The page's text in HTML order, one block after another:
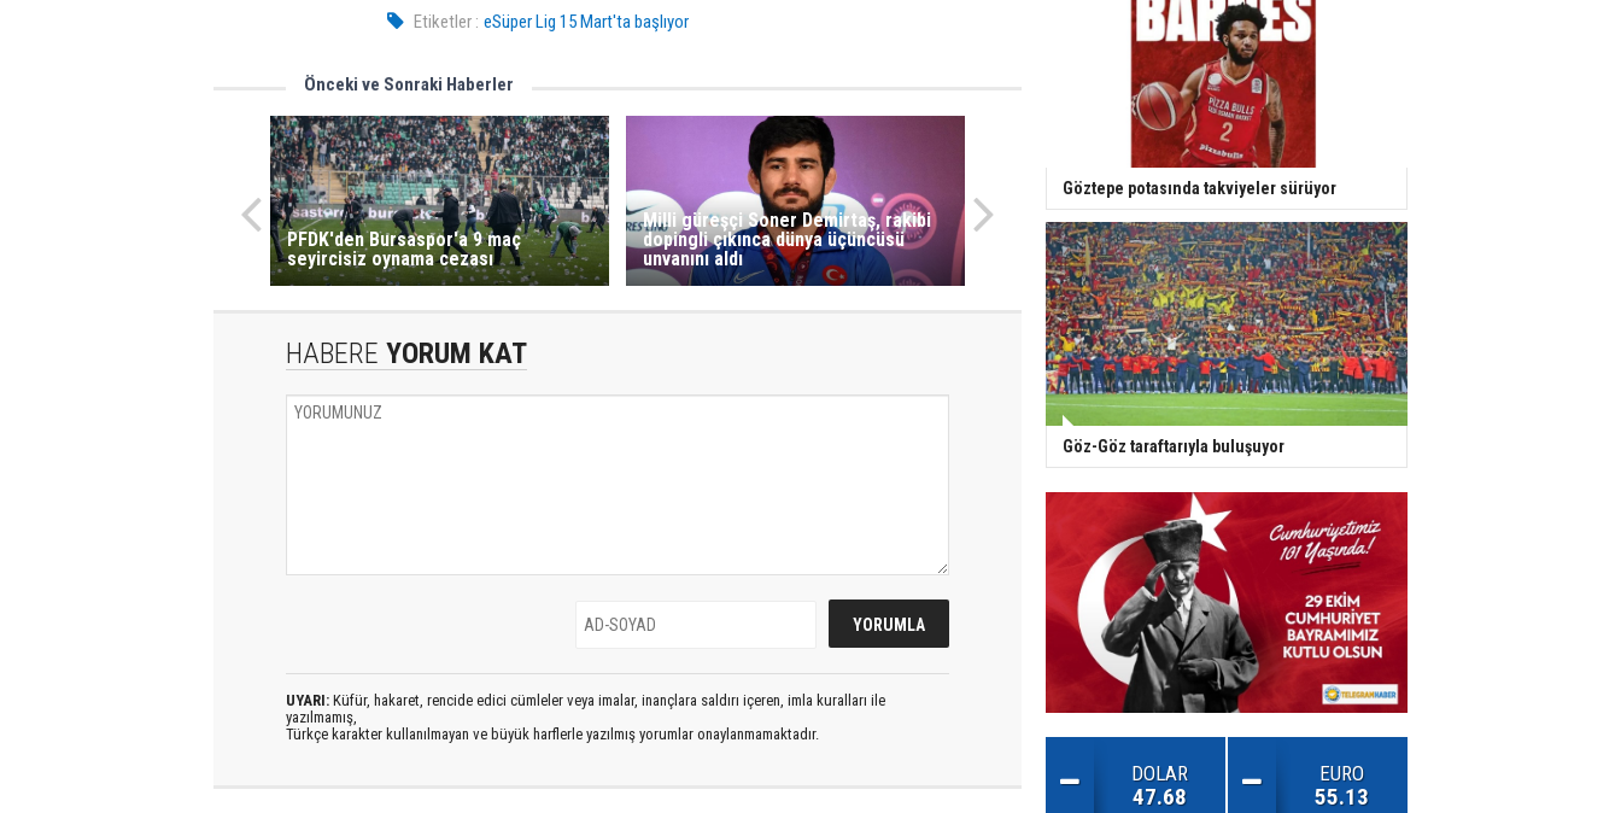
Etiketler : eSüper Lig 15 Mart'ta başlıyor
Önceki ve Sonraki Haberler
PFDK'den Bursaspor'a 9 maç
seyircisiz oynama cezası
Milli güreşçi Soner Demirtaş, rakibi
dopingli çıkınca dünya üçüncüsü
unvanını aldı
HABERE YORUM KAT
UYARI: Küfür, hakaret, rencide edici cümleler veya imalar, inançlara saldırı içeren, imla kuralları ile
yazılmamış,
Türkçe karakter kullanılmayan ve büyük harflerle yazılmış yorumlar onaylanmamaktadır.
Göztepe potasında takviyeler sürüyor
Göz-Göz taraftarıyla buluşuyor
DOLAR
47.68
EURO
55.13